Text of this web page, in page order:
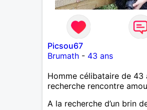
Picsou67
Brumath- 43 ans
Homme célibataire de 43
recherche rencontre
A la recherche d’un brin